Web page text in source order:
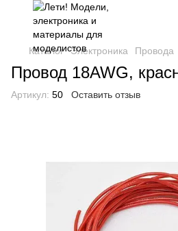
Каталог Электроника Провода
Провод 18AWG,
Артикул: 50 Оставить отзыв